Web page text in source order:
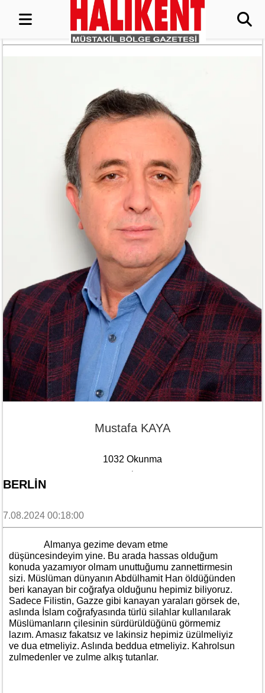
Mustafa KAYA
1032 Okunma
BERLİN
7.08.2024 00:18:00
Almanya gezime devam etme
düşüncesindeyim yine. Bu arada hassas olduğum
konuda yazamıyor olmam unuttuğumu zannettirmesin
sizi. Müslüman dünyanın Abdülhamit Han öldüğünden
beri kanayan bir coğrafya olduğunu hepimiz biliyoruz.
Sadece Filistin, Gazze gibi kanayan yaraları görsek de,
aslında İslam coğrafyasında türlü silahlar kullanılarak
Müslümanların çilesinin sürdürüldüğünü görmemiz
lazım. Amasız fakatsız ve lakinsiz hepimiz üzülmeliyiz
ve dua etmeliyiz. Aslında beddua etmeliyiz. Kahrolsun
zulmedenler ve zulme alkış tutanlar.